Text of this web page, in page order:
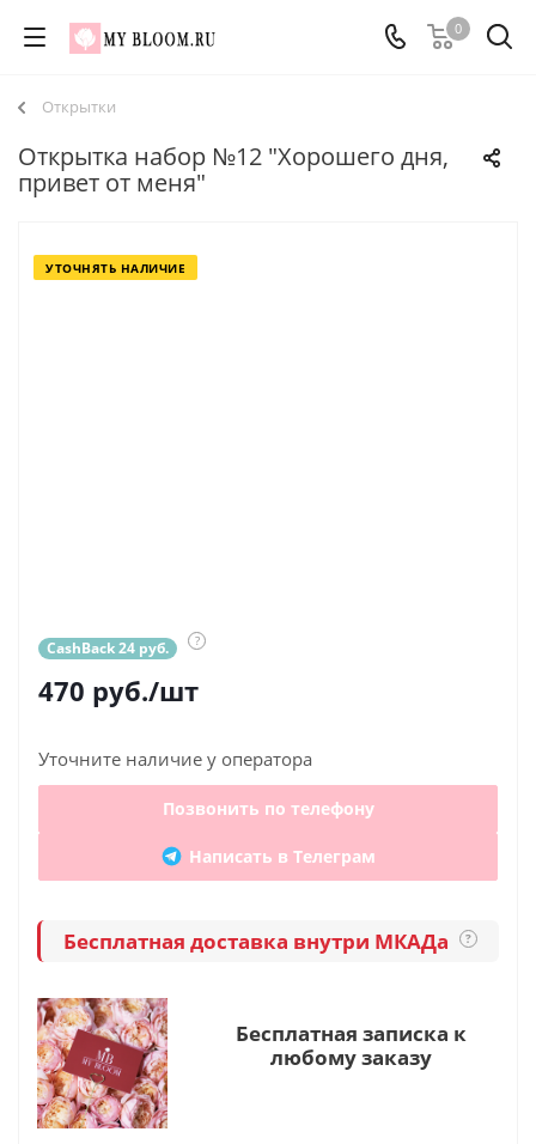
0
Открытки
Открытка набор №12 "Хорошего дня,
привет от меня"
УТОЧНЯТЬ НАЛИЧИЕ
CashBack 24 руб. ?
470 руб./шт
Уточните наличие у оператора
Позвонить по телефону
Написать в Телеграм
Бесплатная доставка внутри МКАДа ?
Бесплатная записка к
любому заказу